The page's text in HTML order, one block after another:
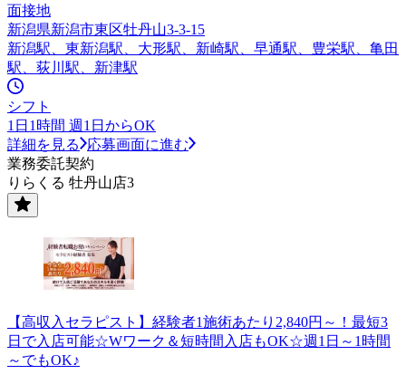
面接地
新潟県新潟市東区牡丹山3-3-15
新潟駅、東新潟駅、大形駅、新崎駅、早通駅、豊栄駅、亀田
駅、荻川駅、新津駅
シフト
1日1時間 週1日からOK
詳細を見る
応募画面に進む
業務委託契約
りらくる 牡丹山店3
【高収入セラピスト】経験者1施術あたり2,840円～！最短3
日で入店可能☆Wワーク＆短時間入店もOK☆週1日～1時間
～でもOK♪